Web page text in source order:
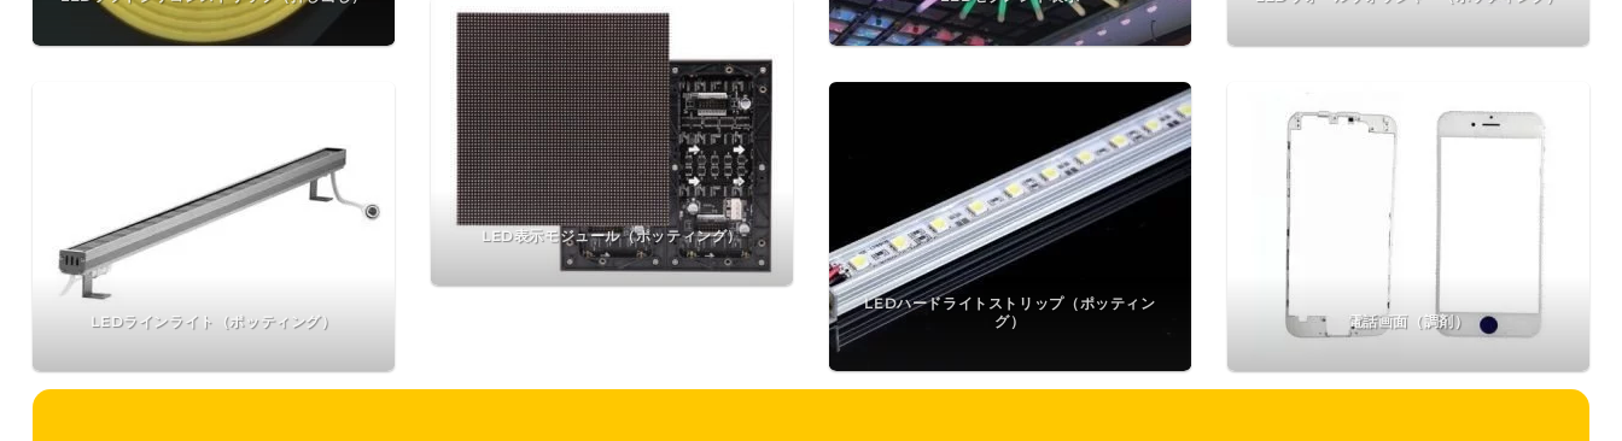
LED表示モジュール（ポッティング）
LEDラインライト（ポッティング）
LEDハードライトストリップ（ポッティン
グ）
電話画面（調剤）